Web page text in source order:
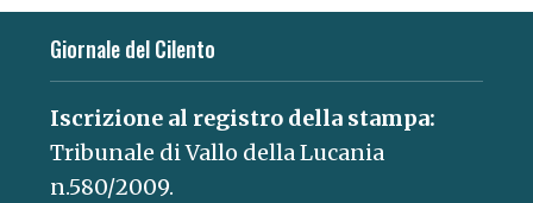
Giornale del Cilento
Iscrizione al registro della stampa:
Tribunale di Vallo della Lucania
n.580/2009.